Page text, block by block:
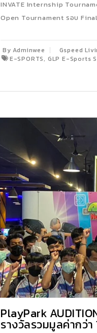
INVATE Internship
Open Tournament รอบ
By Adminwee Gspeed
E-SPORTS, GLP E-Sports
PlayPark
รางวัลรวมมูลค่ากว่